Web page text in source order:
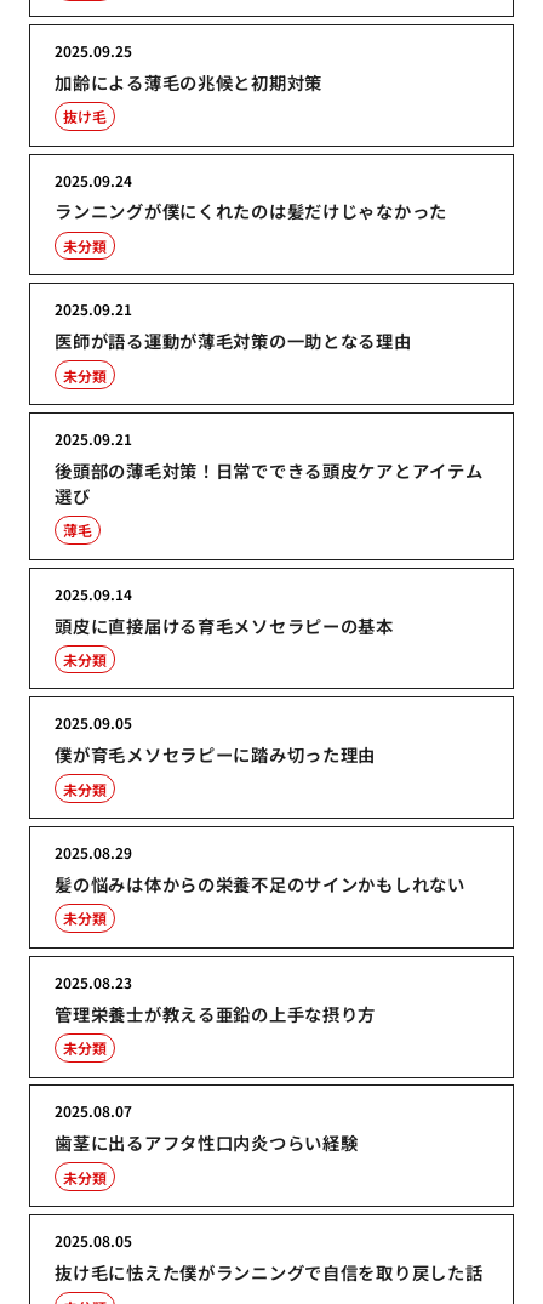
加齢による薄毛の兆候と初期対策
2025.09.25
抜け毛
ランニングが僕にくれたのは髪だけじゃなかった
2025.09.24
未分類
医師が語る運動が薄毛対策の一助となる理由
2025.09.21
未分類
後頭部の薄毛対策！日常でできる頭皮ケアとアイテム
選び
2025.09.21
薄毛
頭皮に直接届ける育毛メソセラピーの基本
2025.09.14
未分類
僕が育毛メソセラピーに踏み切った理由
2025.09.05
未分類
髪の悩みは体からの栄養不足のサインかもしれない
2025.08.29
未分類
管理栄養士が教える亜鉛の上手な摂り方
2025.08.23
未分類
歯茎に出るアフタ性口内炎つらい経験
2025.08.07
未分類
抜け毛に怯えた僕がランニングで自信を取り戻した話
2025.08.05